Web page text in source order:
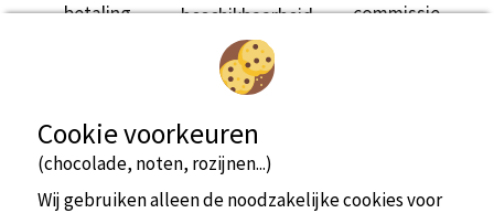
betaling
beschikbaarheid
commissie
Cookie voorkeuren
(chocolade, noten, rozijnen...)
Wij gebruiken alleen de noodzakelijke cookies voor